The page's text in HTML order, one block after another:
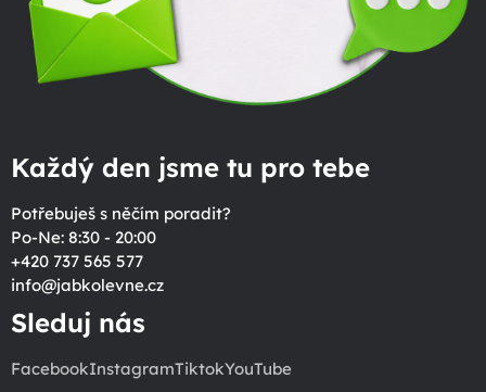
Každý den jsme tu pro tebe
Potřebuješ s něčím poradit?
Po-Ne: 8:30 - 20:00
+420 737 565 577
info@jabkolevne.cz
Sleduj nás
FacebookInstagramTiktokYouTube